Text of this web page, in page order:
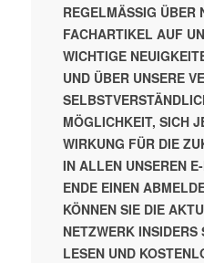
REGELMÄSSIG ÜBER
ACHARTIKEL AUF
ICHTIGE
ND ÜBER UNSERE
MÖGLICHKEIT, SICH
WIRKUNG FÜR DIE
IN ALLEN UNSEREN
ENDE EINEN
KÖNNEN SIE DIE
NETZWERK
LESEN UND